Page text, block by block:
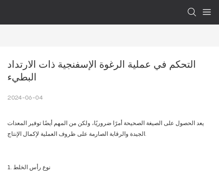
التحكم في عملية الرغوة الإسفنجية ذات الارتداد
البطيء
2024-06-04
يعد الحصول على الصيغة الصحيحة أمرًا ضروريًا، ولكن من المهم أيضًا توفير المعدات
الجيدة والرقابة الصارمة على ظروف العملية لإكمال الإنتاج.
1. نوع رأس الخلط